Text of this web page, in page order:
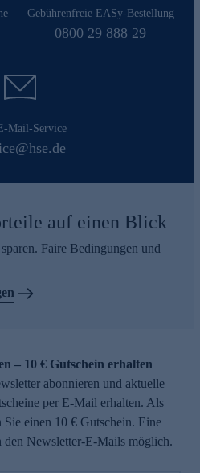
Gebührenfreie EASy-Bestellung
0800 29 888 29
Mail-Service
auf einen Blick
Faire Bedingungen und
– 10 € Gutschein erhalten
abonnieren und aktuelle
per E-Mail erhalten. Als
Sie einen 10 € Gutschein. Eine
Newsletter-E-Mails möglich.